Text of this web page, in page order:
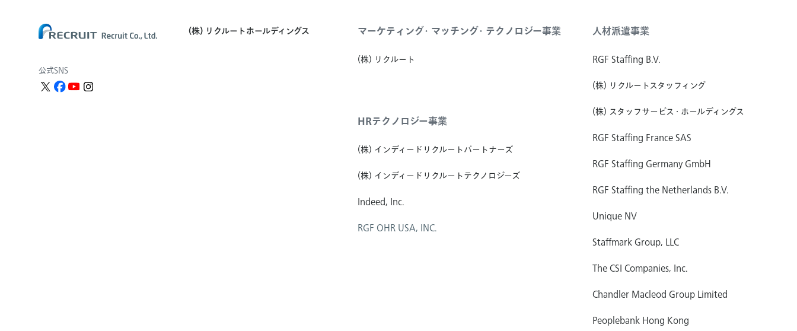
公式SNS
(株) リクルートホールディングス マーケティング・マッチング・テクノロジー事業
(株) リクルート
HRテクノロジー事業
(株) インディードリクルートパートナーズ
(株) インディードリクルートテクノロジーズ
Indeed, Inc.
RGF OHR USA, INC.
人材派遣事業
RGF Staffing B.V.
(株) リクルートスタッフィング
(株) スタッフサービス・ホールディングス
RGF Staffing France SAS
RGF Staffing Germany GmbH
RGF Staffing the Netherlands B.V.
Unique NV
Staffmark Group, LLC
The CSI Companies, Inc.
Chandler Macleod Group Limited
Peoplebank Hong Kong